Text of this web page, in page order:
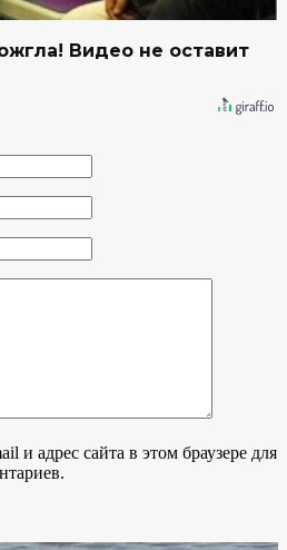
Видео не оставит
и адрес сайта в этом браузере для